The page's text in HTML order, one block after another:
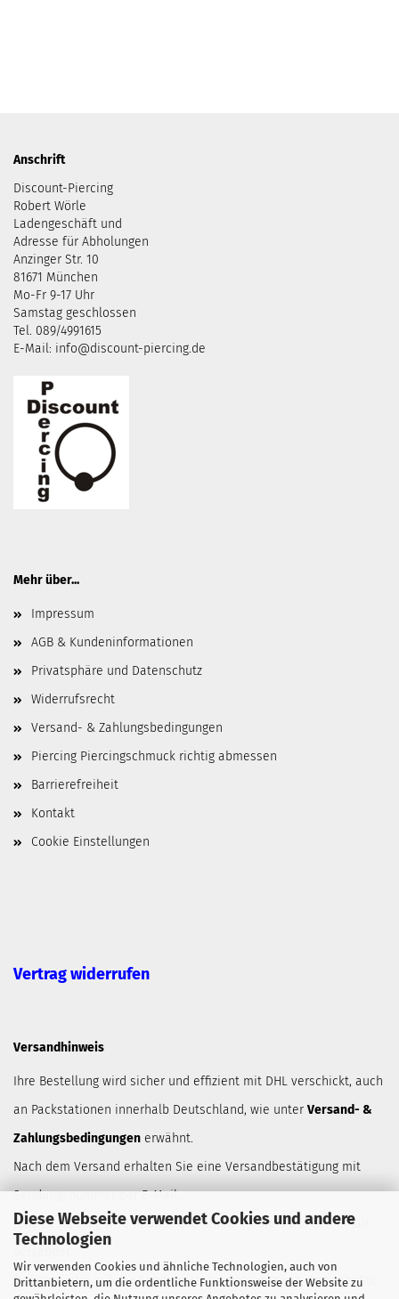
Diese Webseite verwendet Cookies und andere
Technologien
Wir verwenden Cookies und ähnliche Technologien, auch von
Drittanbietern, um die ordentliche Funktionsweise der Website zu
Anschrift
Discount-Piercing
Robert Wörle
Ladengeschäft und
Adresse für Abholungen
Anzinger Str. 10
81671 München
Mo-Fr 9-17 Uhr
Samstag geschlossen
Tel. 089/4991615
E-Mail: info@discount-piercing.de
Mehr über...
Impressum
AGB & Kundeninformationen
Privatsphäre und Datenschutz
Widerrufsrecht
Versand- & Zahlungsbedingungen
Piercing Piercingschmuck richtig abmessen
Barrierefreiheit
Kontakt
Cookie Einstellungen
Vertrag widerrufen
Versandhinweis
Ihre Bestellung wird sicher und effizient mit DHL verschickt, auch
an Packstationen innerhalb Deutschland, wie unter Versand- &
Zahlungsbedingungen erwähnt.
Nach dem Versand erhalten Sie eine Versandbestätigung mit
Sendungsnummer per E-Mail.
Jede Bestellung wird neutral und ohnne Hinweis auf den Inhalt
Der Absender auf der Sendung lautet Robert Wörle, Anzinger Str.